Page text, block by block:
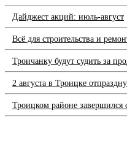
Дайджест акций: июль-август
Всё для строительства и
Троичанку будут судить за
2 августа в Троицке
Троицком районе